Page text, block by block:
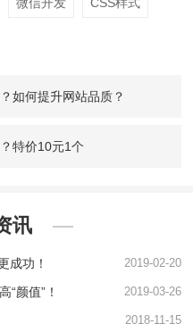
如何提升网站品质？
特价10元1个
讯
成功！ 2019-02-20
“颜值”！ 2019-03-26
2018-11-15